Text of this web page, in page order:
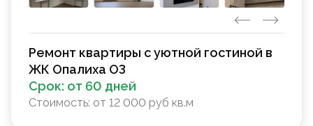
Ремонт квартиры с уютной гостиной в
ЖК Опалиха ОЗ
Срок: от 60 дней
Стоимость: от 12 000 руб кв.м